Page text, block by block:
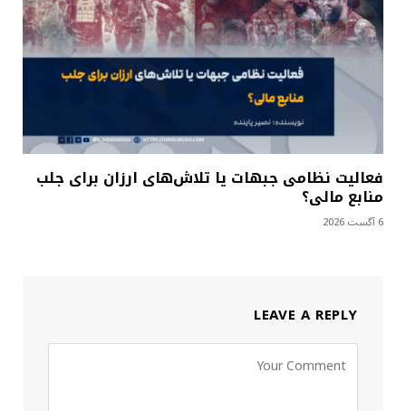
فعالیت نظامی جبهات یا تلاش‌های ارزان برای جلب
منابع مالی؟
6 آگست 2026
LEAVE A REPLY